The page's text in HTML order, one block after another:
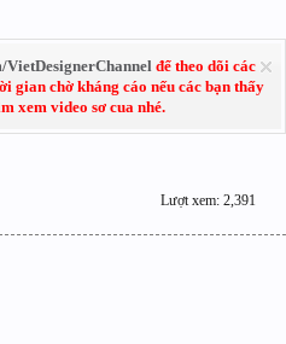
VietDesignerChannelđể theo dõi các
gian chờ kháng cáo nếu các bạn thấy
xem video sơ cua nhé.
Lượt xem: 2,391